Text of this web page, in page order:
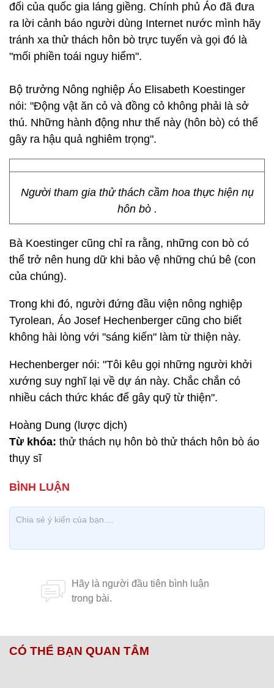
đối của quốc gia láng giềng. Chính phủ Áo đã đưa
ra lời cảnh báo người dùng Internet nước mình hãy
tránh xa thử thách hôn bò trực tuyến và gọi đó là
"mối phiền toái nguy hiểm".
Bộ trưởng Nông nghiệp Áo Elisabeth Koestinger
nói: "Động vật ăn cỏ và đồng cỏ không phải là sở
thú. Những hành động như thế này (hôn bò) có thể
gây ra hậu quả nghiêm trọng".
Người tham gia thử thách cầm hoa thực hiện nụ
hôn bò .
Bà Koestinger cũng chỉ ra rằng, những con bò có
thể trở nên hung dữ khi bảo vệ những chú bê (con
của chúng).
Trong khi đó, người đứng đầu viện nông nghiệp
Tyrolean, Áo Josef Hechenberger cũng cho biết
không hài lòng với "sáng kiến" làm từ thiện này.
Hechenberger nói: "Tôi kêu gọi những người khởi
xướng suy nghĩ lại về dự án này. Chắc chắn có
nhiều cách thức khác để gây quỹ từ thiện".
Hoàng Dung (lược dịch)
Từ khóa: thử thách nụ hôn bò thử thách hôn bò áo
thụy sĩ
CÓ THỂ BẠN QUAN TÂM